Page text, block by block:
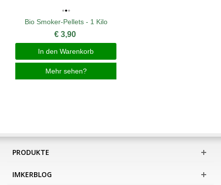
Bio Smoker-Pellets - 1 Kilo
€ 3,90
In den Warenkorb
Mehr sehen?
PRODUKTE
IMKERBLOG